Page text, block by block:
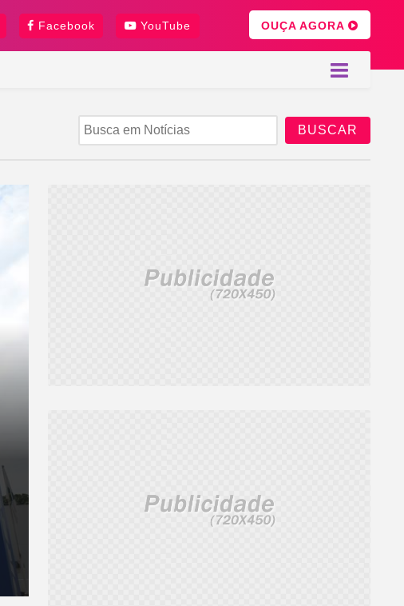
Facebook YouTube OUÇA AGORA
BUSCAR